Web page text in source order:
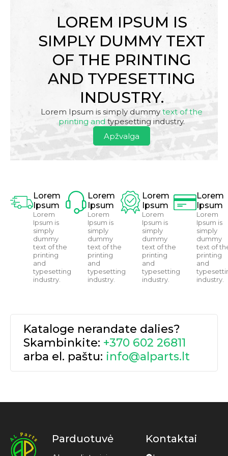
LOREM IPSUM IS
SIMPLY DUMMY TEXT
OF THE PRINTING
AND TYPESETTING
INDUSTRY.
Lorem Ipsum is simply dummy text of the
printing and typesetting industry.
Apžvalga
Lorem
Ipsum
Lorem
Ipsum is
simply
dummy
text of the
printing
and
typesetting
industry.
Lorem
Ipsum
Lorem
Ipsum is
simply
dummy
text of the
printing
and
typesetting
industry.
Lorem
Ipsum
Lorem
Ipsum is
simply
dummy
text of the
printing
and
typesetting
industry.
Lorem
Ipsum
Lorem
Ipsum is
simply
dummy
text of
printing
and
industry.
Kataloge nerandate dalies?
Skambinkite: +370 602 26811
arba el. paštu: info@alparts.lt
Parduotuvė Kontaktai